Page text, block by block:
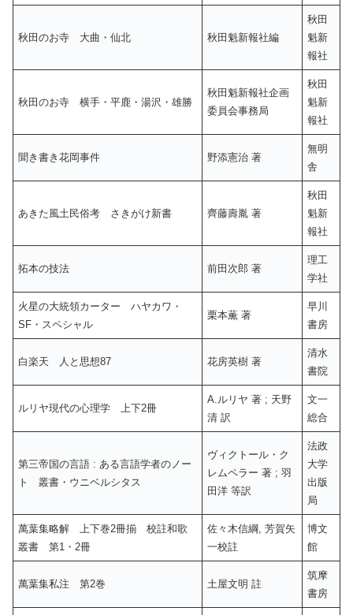
秋田のお寺 大曲・仙北 秋田魁新報社編
秋田
魁新
報社
秋田のお寺 横手・平鹿・湯沢・雄勝
秋田魁新報社企画
委員会事務局
秋田
魁新
報社
聞き書き花岡事件 野添憲治 著
無明
舎
あきた風土民俗考 さきがけ新書 齊藤壽胤 著
秋田
魁新
報社
拓本の技法 前田次郎 著
理工
学社
火星の大統領カーター ハヤカワ・
SF・スペシャル
栗本薫 著
早川
書房
白楽天 人と思想87 花房英樹 著
清水
書院
ルリヤ現代の心理学 上下2冊
A.ルリヤ 著 ; 天野
清 訳
文一
総合
第三帝国の言語 : ある言語学者のノー
ト 叢書・ウニベルシタス
ヴィクトール・ク
レムペラー 著 ; 羽
田洋 等訳
法政
大学
出版
局
萬葉集略解 上下巻2冊揃 校註和歌
叢書 第1・2冊
佐々木信綱, 芳賀矢
一校註
博文
館
萬葉集私注 第2巻 土屋文明 註
筑摩
書房